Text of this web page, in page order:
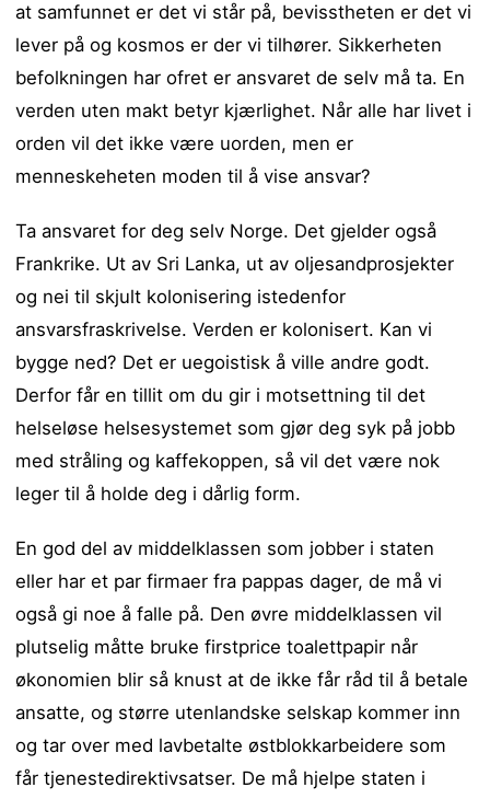
at samfunnet er det vi står på, bevisstheten er det vi
lever på og kosmos er der vi tilhører. Sikkerheten
befolkningen har ofret er ansvaret de selv må ta. En
verden uten makt betyr kjærlighet. Når alle har livet i
orden vil det ikke være uorden, men er
menneskeheten moden til å vise ansvar?
Ta ansvaret for deg selv Norge. Det gjelder også
Frankrike. Ut av Sri Lanka, ut av oljesandprosjekter
og nei til skjult kolonisering istedenfor
ansvarsfraskrivelse. Verden er kolonisert. Kan vi
bygge ned? Det er uegoistisk å ville andre godt.
Derfor får en tillit om du gir i motsettning til det
helseløse helsesystemet som gjør deg syk på jobb
med stråling og kaffekoppen, så vil det være nok
leger til å holde deg i dårlig form.
En god del av middelklassen som jobber i staten
eller har et par firmaer fra pappas dager, de må vi
også gi noe å falle på. Den øvre middelklassen vil
plutselig måtte bruke firstprice toalettpapir når
økonomien blir så knust at de ikke får råd til å betale
ansatte, og større utenlandske selskap kommer inn
og tar over med lavbetalte østblokkarbeidere som
får tjenestedirektivsatser. De må hjelpe staten i